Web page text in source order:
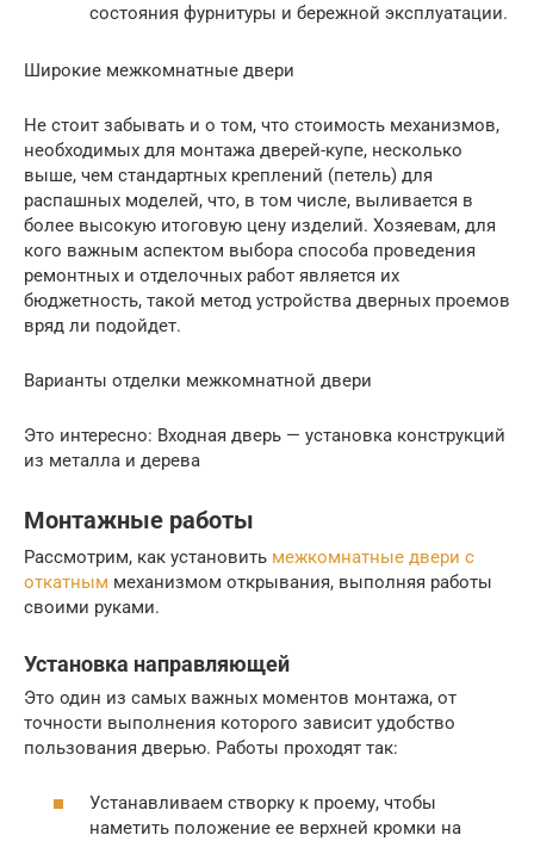
состояния фурнитуры и бережной эксплуатации.
Широкие межкомнатные двери
Не стоит забывать и о том, что стоимость механизмов,
необходимых для монтажа дверей-купе, несколько
выше, чем стандартных креплений (петель) для
распашных моделей, что, в том числе, выливается в
более высокую итоговую цену изделий. Хозяевам, для
кого важным аспектом выбора способа проведения
ремонтных и отделочных работ является их
бюджетность, такой метод устройства дверных проемов
вряд ли подойдет.
Варианты отделки межкомнатной двери
Это интересно: Входная дверь — установка конструкций
из металла и дерева
Монтажные работы
Рассмотрим, как установить межкомнатные двери с
откатным механизмом открывания, выполняя работы
своими руками.
Установка направляющей
Это один из самых важных моментов монтажа, от
точности выполнения которого зависит удобство
пользования дверью. Работы проходят так:
Устанавливаем створку к проему, чтобы
наметить положение ее верхней кромки на